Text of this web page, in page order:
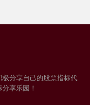
分享自己的股票指标代
享乐园！